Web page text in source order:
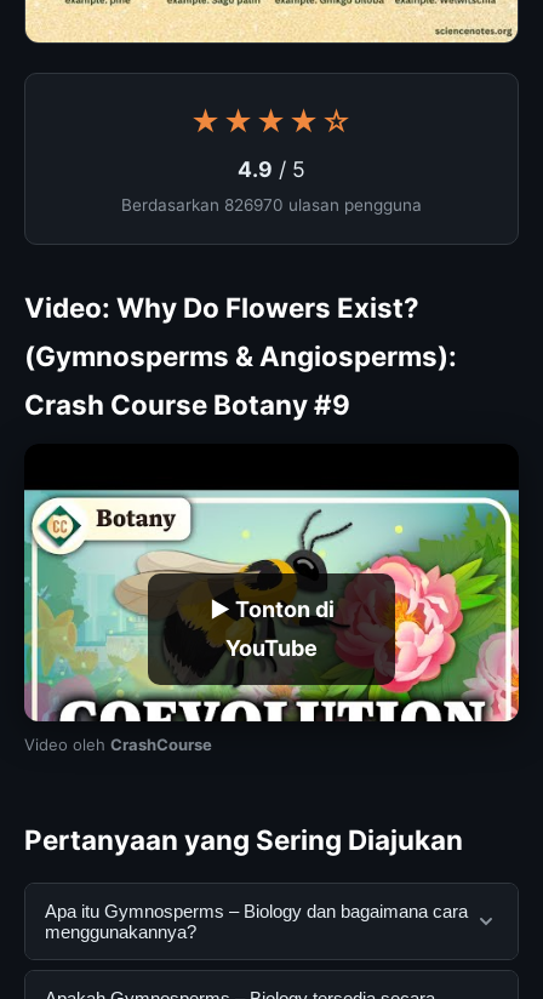
★★★★☆
4.9 / 5
Berdasarkan 826970 ulasan pengguna
Video: Why Do Flowers Exist?
(Gymnosperms & Angiosperms):
Crash Course Botany #9
▶ Tonton di
YouTube
Video oleh CrashCourse
Pertanyaan yang Sering Diajukan
Apa itu Gymnosperms – Biology dan bagaimana cara
menggunakannya?
Gymnosperms – Biology adalah layanan digital yang